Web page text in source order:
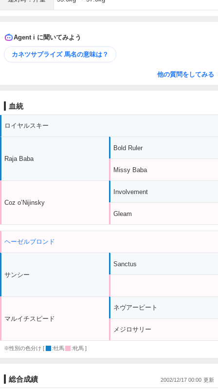
Agent i に聞いてみよう
カネツサプライズ 馬名の意味は？
他の質問をしてみる
血統
ロイヤルスキー
Raja Baba
Coz o’Nijinsky
Bold Ruler
Missy Baba
Involvement
Gleam
ヘーゼルブロンド
サンシー
マルイチスピード
Sanctus
ネヴアービート
メジロサリー
※性別の色分け [ :牡馬 :牝馬 ]
総合成績 2002/12/17 00:00